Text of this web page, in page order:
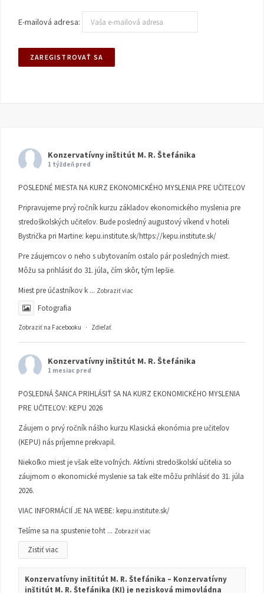
E-mailová adresa:
Konzervatívny inštitút M. R. Štefánika
1 týždeň pred
POSLEDNÉ MIESTA NA KURZ EKONOMICKÉHO MYSLENIA PRE UČITEĽOV
Pripravujeme prvý ročník kurzu základov ekonomického myslenia pre
stredoškolských učiteľov. Bude posledný augustový víkend v hoteli
Bystrička pri Martine: kepu.institute.sk/https://kepu.institute.sk/
Pre záujemcov o neho s ubytovaním ostalo pár posledných miest.
Môžu sa prihlásiť do 31. júla, čím skôr, tým lepšie.
Miest pre účastníkov k ... Zobraziť viac
Fotografia
Zobraziť na Facebooku · Zdieľať
Konzervatívny inštitút M. R. Štefánika
1 mesiac pred
POSLEDNÁ ŠANCA PRIHLÁSIŤ SA NA KURZ EKONOMICKÉHO MYSLENIA
PRE UČITEĽOV: KEPU 2026
Záujem o prvý ročník nášho kurzu Klasická ekonómia pre učiteľov
(KEPU) nás príjemne prekvapil.
Niekoľko miest je však ešte voľných. Aktívni stredoškolskí učitelia so
záujmom o ekonomické myslenie sa tak ešte môžu prihlásiť do 31. júla
2026.
VIAC INFORMÁCIÍ JE NA WEBE: kepu.institute.sk/
Tešíme sa na spustenie toht ... Zobraziť viac
Zistiť viac
Konzervatívny inštitút M. R. Štefánika – Konzervatívny
inštitút M. R. Štefánika (KI) je nezisková mimovládna